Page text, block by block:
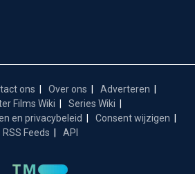
ons Over ons
Adverteren
Films Wiki
Series Wiki
en privacybeleid
Consent wijzigen
RSS Feeds
API